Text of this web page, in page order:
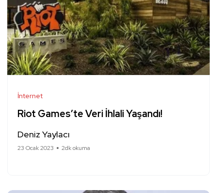
İnternet
Riot Games’te Veri İhlali Yaşandı!
Deniz Yaylacı
23 Ocak 2023 2dk okuma